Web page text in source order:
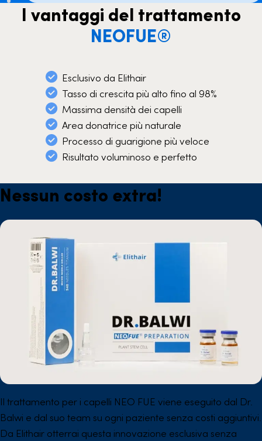
I vantaggi del trattamento
NEOFUE®
Esclusivo da Elithair
Tasso di crescita più alto fino al 98%
Massima densità dei capelli
Area donatrice più naturale
Processo di guarigione più veloce
Risultato voluminoso e perfetto
Nessun costo extra!
Il trattamento per i capelli NEO FUE viene eseguito dal Dr.
Balwi e dal suo team su ogni paziente senza costi aggiuntivi.
Da Elithair otterrai questa innovazione esclusiva senza